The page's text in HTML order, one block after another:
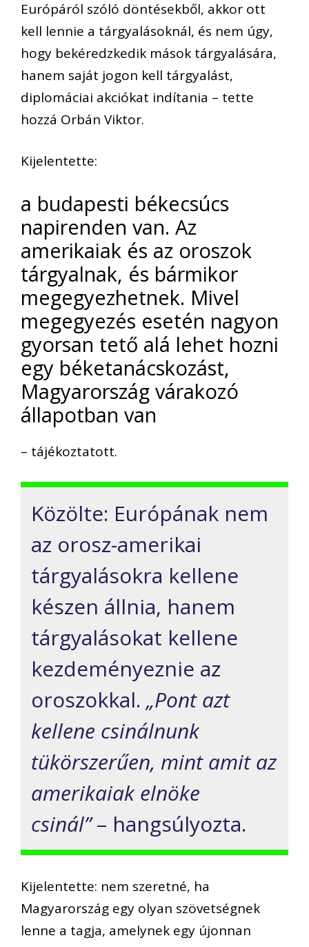
Európáról szóló döntésekből, akkor ott
kell lennie a tárgyalásoknál, és nem úgy,
hogy bekéredzkedik mások tárgyalására,
hanem saját jogon kell tárgyalást,
diplomáciai akciókat indítania – tette
hozzá Orbán Viktor.
Kijelentette:
a budapesti békecsúcs
napirenden van. Az
amerikaiak és az oroszok
tárgyalnak, és bármikor
megegyezhetnek. Mivel
megegyezés esetén nagyon
gyorsan tető alá lehet hozni
egy béketanácskozást,
Magyarország várakozó
állapotban van
– tájékoztatott.
Közölte: Európának nem
az orosz-amerikai
tárgyalásokra kellene
készen állnia, hanem
tárgyalásokat kellene
kezdeményeznie az
oroszokkal. „Pont azt
kellene csinálnunk
tükörszerűen, mint amit az
amerikaiak elnöke
csinál”– hangsúlyozta.
Kijelentette: nem szeretné, ha
Magyarország egy olyan szövetségnek
lenne a tagja, amelynek egy újonnan